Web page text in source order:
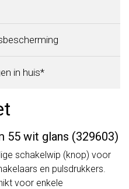
in huis*
55 wit glans (329603)
schakelwip (knop) voor
en pulsdrukkers.
voor enkele